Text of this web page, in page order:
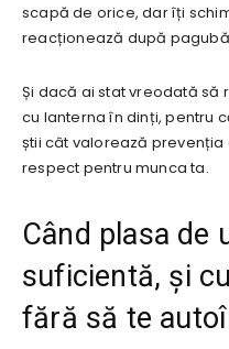
scapă de orice, dar îți
reacționează după
Și dacă ai stat vreodată să
cu lanterna în dinți, pentru
știi cât valorează prevenția
respect pentru munca ta.
Când plasa de
suficientă, și
fără să te